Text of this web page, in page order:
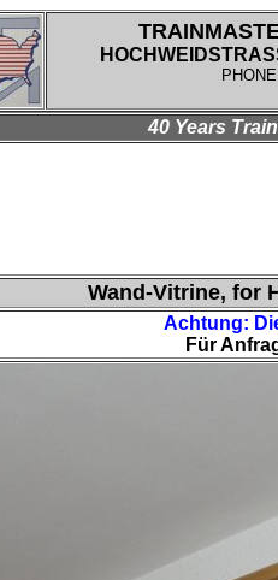
40 Years
Wand-Vitrine, for
Achtung:
Für